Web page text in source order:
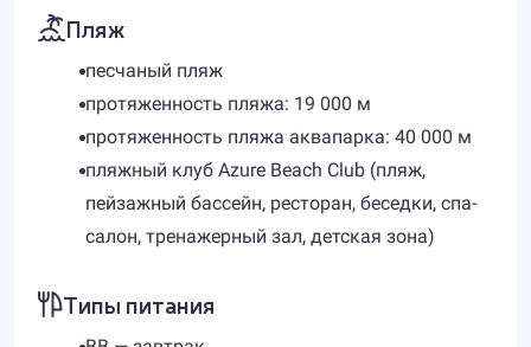
Пляж
песчаный пляж
протяженность пляжа: 19 000 м
протяженность пляжа аквапарка: 40 000 м
пляжный клуб Azure Beach Club (пляж,
пейзажный бассейн, ресторан, беседки, спа-
салон, тренажерный зал, детская зона)
Типы питания